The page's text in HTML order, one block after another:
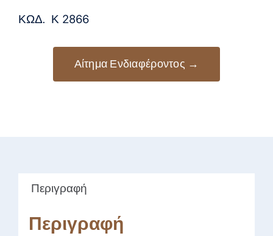
ΚΩΔ. Κ 2866
Αίτημα Ενδιαφέροντος →
Περιγραφή
Περιγραφή